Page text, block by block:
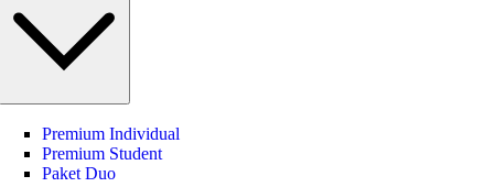
Premium Individual
Premium Student
Paket Duo